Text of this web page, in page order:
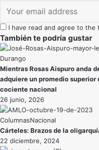
I have read and agree to the
También te podría gustar
Durango
Mientras Rosas Aispuro anda
adquiere un promedio superior
cociente nacional
26 junio, 2026
Nacional
Cárteles: Brazos de la
22 diciembre, 2024